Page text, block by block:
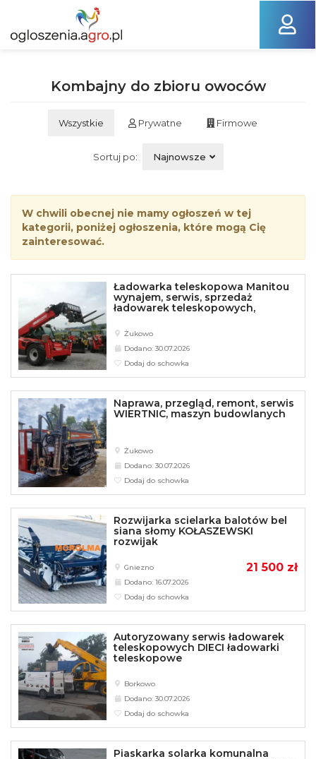
Kombajny do zbioru owoców
Wszystkie Prywatne Firmowe
Sortuj po: Najnowsze
W chwili obecnej nie mamy ogłoszeń w tej
kategorii, poniżej ogłoszenia, które mogą Cię
zainteresować.
Ładowarka teleskopowa Manitou
wynajem, serwis, sprzedaż
ładowarek teleskopowych,
Żukowo
Dodano: 30.07.2026
Dodaj do schowka
Naprawa, przegląd, remont, serwis
WIERTNIC, maszyn budowlanych
Żukowo
Dodano: 30.07.2026
Dodaj do schowka
Rozwijarka scielarka balotów bel
siana słomy KOŁASZEWSKI
rozwijak
21 500 zł
Gniezno
Dodano: 16.07.2026
Dodaj do schowka
Autoryzowany serwis ładowarek
teleskopowych DIECI ładowarki
teleskopowe
Borkowo
Dodano: 30.07.2026
Dodaj do schowka
Piaskarka solarka komunalna